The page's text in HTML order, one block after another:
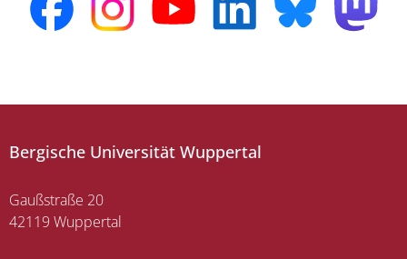
Bergische Universität Wuppertal
Gaußstraße 20
42119 Wuppertal